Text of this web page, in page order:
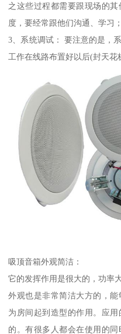
之这些过程都需要跟现场的
度，要经常跟他们沟通、学习；
3、系统调试： 要注意的是，
工作在线路布置好以后(封天花
吸顶音箱外观简洁：
它的发挥作用是很大的，功率
外观也是非常简洁大方的，
为房间起到造型的作用。应
的。有很多人都会在使用的